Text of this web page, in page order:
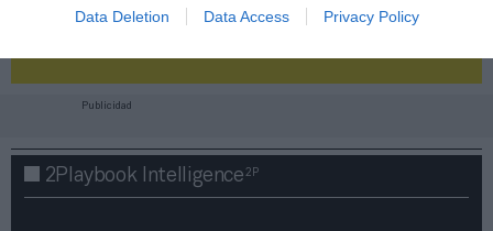
Data Deletion Data Access Privacy Policy
¡Haz click aquí y accede sin límites a contenidos
Publicidad
2Playbook Intelligence2P